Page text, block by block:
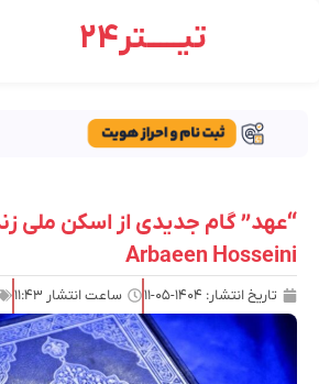
تیـــــتر24
“عهد” گام جدیدی از اسکن ملی
Arbaeen Hosseini
تاریخ انتشار: ۱۴۰۴-۰۵-۱۱ ساعت انتشار ۱۱:۴۳